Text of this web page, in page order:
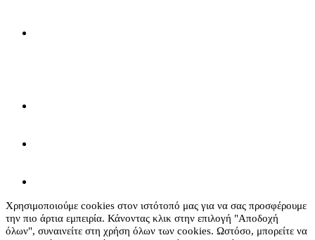
Χρησιμοποιούμε cookies στον ιστότοπό μας για να σας προσφέρουμε
την πιο άρτια εμπειρία. Κάνοντας κλικ στην επιλογή "Αποδοχή
όλων", συναινείτε στη χρήση όλων των cookies. Ωστόσο, μπορείτε να